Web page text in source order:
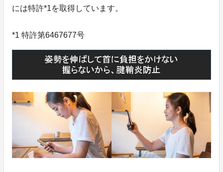
には特許*1を取得しています。
*1 特許第6467677号